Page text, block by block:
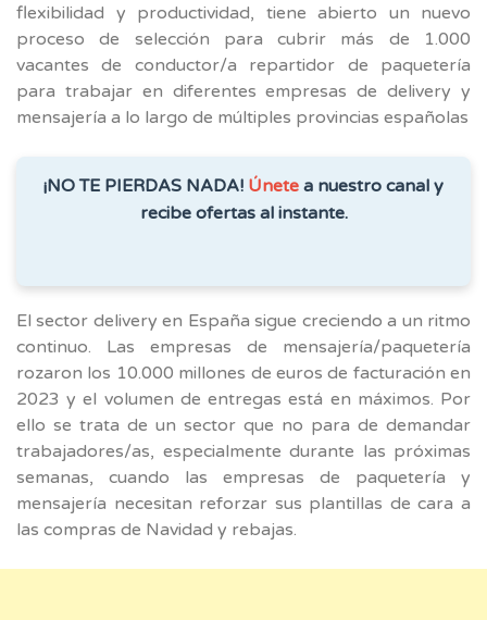
flexibilidad y productividad, tiene abierto un nuevo
proceso de selección para cubrir más de 1.000
vacantes de conductor/a repartidor de paquetería
para trabajar en diferentes empresas de delivery y
mensajería a lo largo de múltiples provincias españolas
¡NO TE PIERDAS NADA! Únete a nuestro canal y
recibe ofertas al instante.
El sector delivery en España sigue creciendo a un ritmo
continuo. Las empresas de mensajería/paquetería
rozaron los 10.000 millones de euros de facturación en
2023 y el volumen de entregas está en máximos. Por
ello se trata de un sector que no para de demandar
trabajadores/as, especialmente durante las próximas
semanas, cuando las empresas de paquetería y
mensajería necesitan reforzar sus plantillas de cara a
las compras de Navidad y rebajas.